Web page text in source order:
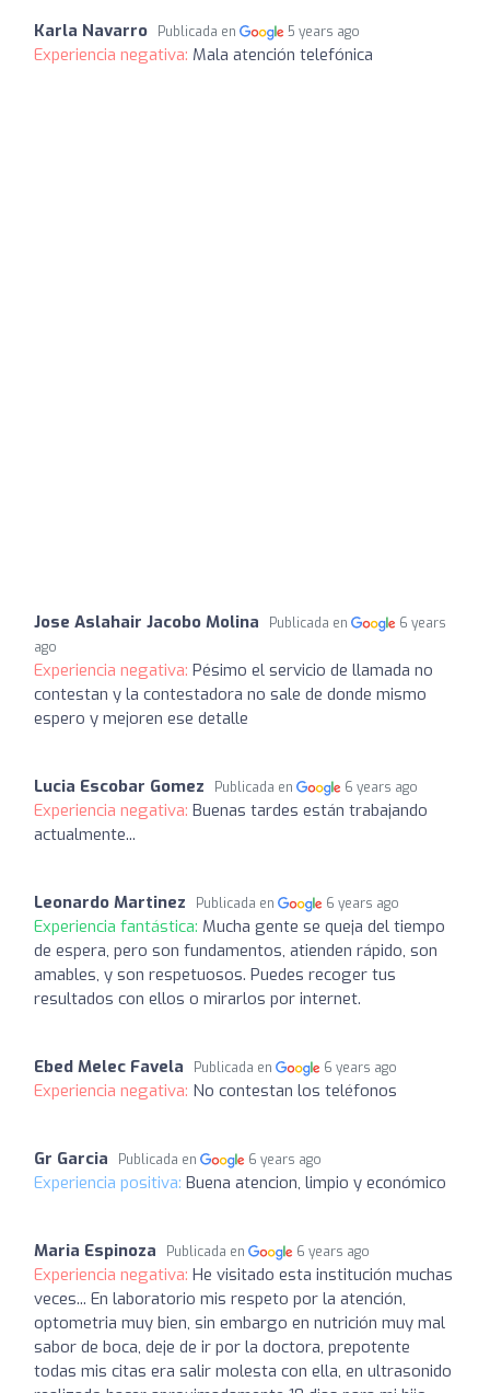
Karla Navarro Publicada en 5 years ago
Experiencia negativa: Mala atención telefónica
Jose Aslahair Jacobo Molina Publicada en
6 years
ago
Experiencia negativa: Pésimo el servicio de llamada no
contestan y la contestadora no sale de donde mismo
espero y mejoren ese detalle
Lucia Escobar Gomez Publicada en 6 years ago
Experiencia negativa: Buenas tardes están trabajando
actualmente...
Leonardo Martinez Publicada en 6 years ago
Experiencia fantástica: Mucha gente se queja del tiempo
de espera, pero son fundamentos, atienden rápido, son
amables, y son respetuosos. Puedes recoger tus
resultados con ellos o mirarlos por internet.
Ebed Melec Favela Publicada en 6 years ago
Experiencia negativa: No contestan los teléfonos
Gr Garcia Publicada en 6 years ago
Experiencia positiva: Buena atencion, limpio y económico
Maria Espinoza Publicada en 6 years ago
Experiencia negativa: He visitado esta institución muchas
veces... En laboratorio mis respeto por la atención,
optometria muy bien, sin embargo en nutrición muy mal
sabor de boca, deje de ir por la doctora, prepotente
todas mis citas era salir molesta con ella, en ultrasonido